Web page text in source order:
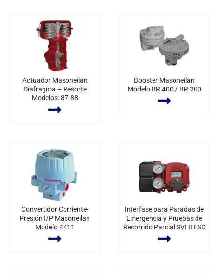
Actuador Masoneilan
Diafragma – Resorte
Modelos: 87-88
Booster Masoneilan
Modelo BR 400 / BR 200
Convertidor Corriente-
Presión I/P Masoneilan
Modelo 4411
Interfase para Paradas de
Emergencia y Pruebas de
Recorrido Parcial SVI II ESD